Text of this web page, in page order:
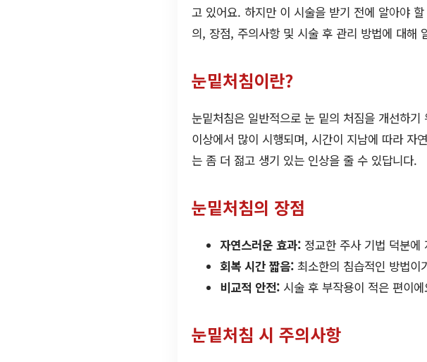
고 있어요. 하지만 이 시술을 받기 전에 알아야
의, 장점, 주의사항 및 시술 후 관리 방법에 대해
눈밑처침이란?
눈밑처침은 일반적으로 눈 밑의 처짐을 개선하
이상에서 많이 시행되며, 시간이 지남에 따라 자
는 좀 더 젊고 생기 있는 인상을 줄 수 있답니다.
눈밑처침의 장점
자연스러운 효과: 정교한 주사 기법 덕분에
회복 시간 짧음: 최소한의 침습적인 방법이
비교적 안전: 시술 후 부작용이 적은 편이에
눈밑처침 시 주의사항